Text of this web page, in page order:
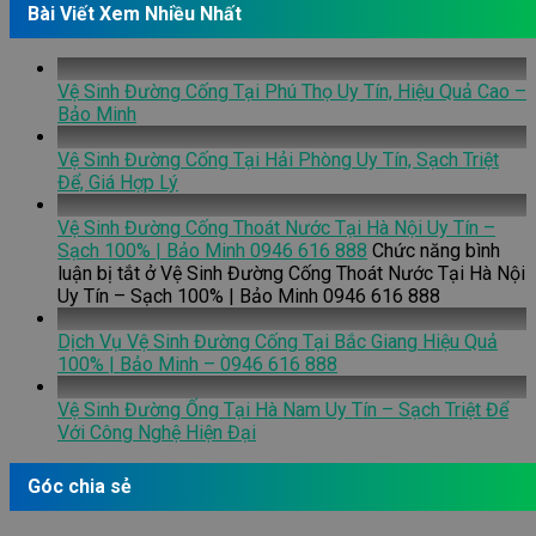
Bài Viết Xem Nhiều Nhất
Vệ Sinh Đường Cống Tại Phú Thọ Uy Tín, Hiệu Quả Cao –
Bảo Minh
Vệ Sinh Đường Cống Tại Hải Phòng Uy Tín, Sạch Triệt
Để, Giá Hợp Lý
Vệ Sinh Đường Cống Thoát Nước Tại Hà Nội Uy Tín –
Sạch 100% | Bảo Minh 0946 616 888 Chức năng bình
luận bị tắt ở Vệ Sinh Đường Cống Thoát Nước Tại Hà Nội
Uy Tín – Sạch 100% | Bảo Minh 0946 616 888
Dịch Vụ Vệ Sinh Đường Cống Tại Bắc Giang Hiệu Quả
100% | Bảo Minh – 0946 616 888
Vệ Sinh Đường Ống Tại Hà Nam Uy Tín – Sạch Triệt Để
Với Công Nghệ Hiện Đại
Góc chia sẻ